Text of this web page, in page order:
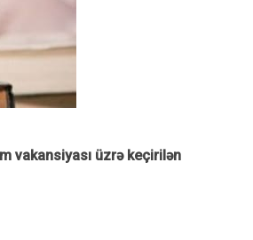
vakansiyası üzrə keçirilən